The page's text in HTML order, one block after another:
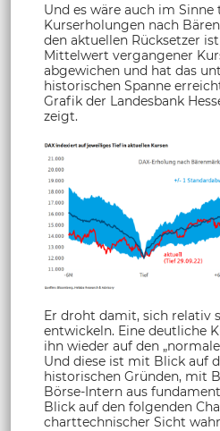
Und es wäre auch im Sinne
Kurserholungen nach
den aktuellen Rücksetzer
Mittelwert vergangener
abgewichen und hat das
historischen Spanne
Grafik der Landesbank
zeigt.
Er droht damit, sich relativ
entwickeln. Eine deutliche
ihn wieder auf den
Und diese ist mit Blick auf
historischen Gründen, mit
Börse-Intern aus
Blick auf den folgenden
charttechnischer Sicht